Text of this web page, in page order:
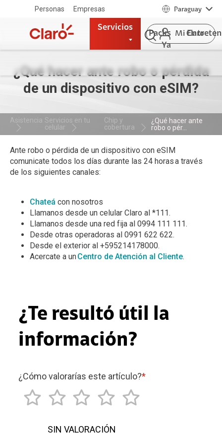
Personas Empresas Paraguay
Servicios
Packs
Ya
Mi Claro
¿Qué hacer ante robo o pérdida
de un dispositivo con eSIM?
Asistencia Servicios en tu
celular
Chip y
cobertura
¿Qué hacer ante
robo o pér...
Ante robo o pérdida de un dispositivo con eSIM
comunicate todos los días durante las 24 horas a través
de los siguientes canales:
Chateá con nosotros
Llamanos desde un celular Claro al *111.
Llamanos desde una red fija al 0994 111 111.
Desde otras operadoras al 0991 622 622.
Desde el exterior al +595214178000.
Acercate a unCentro de Atención al Cliente.
¿Te resultó útil la
información?
¿Cómo valorarías este artículo?*
SIN VALORACIÓN